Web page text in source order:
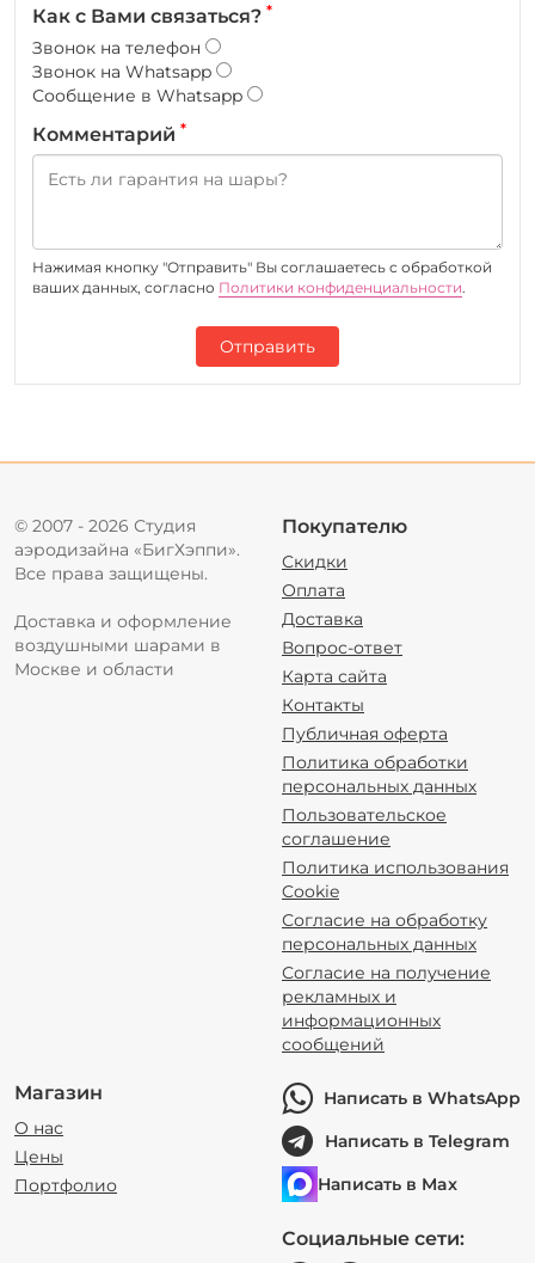
Как с Вами связаться? *
Звонок на телефон
Звонок на Whatsapp
Сообщение в Whatsapp
Комментарий *
Нажимая кнопку "Отправить" Вы соглашаетесь c обработкой
ваших данных, согласно Политики конфиденциальности.
Отправить
© 2007 - 2026 Студия
аэродизайна «БигХэппи».
Все права защищены.
Доставка и оформление
воздушными шарами в
Москве и области
Покупателю
Скидки
Оплата
Доставка
Вопрос-ответ
Карта сайта
Контакты
Публичная оферта
Политика обработки
персональных данных
Пользовательское
соглашение
Политика использования
Cookie
Согласие на обработку
персональных данных
Согласие на получение
рекламных и
информационных
сообщений
Магазин
О нас
Цены
Портфолио
Написать в WhatsApp
Написать в Telegram
Написать в Max
Социальные сети: